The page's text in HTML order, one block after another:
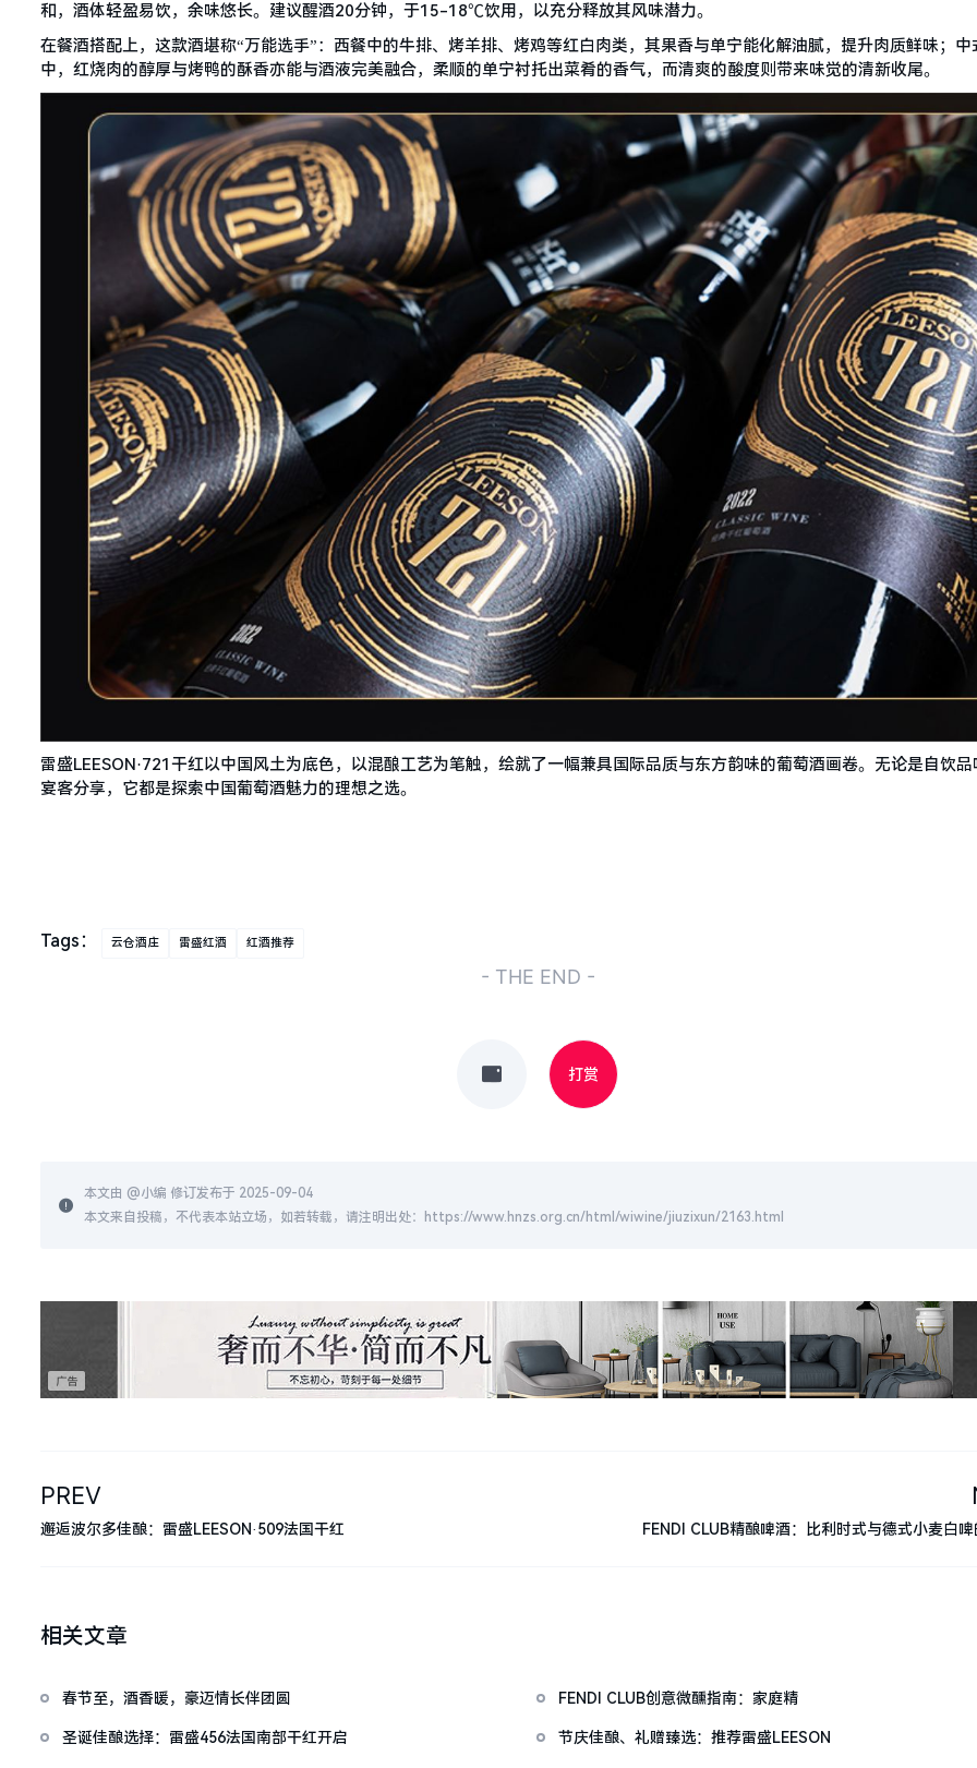
和，酒体轻盈易饮，余味悠长。建议醒酒20分钟，于15-18℃饮用，以充分释放其风味潜力。
在餐酒搭配上，这款酒堪称“万能选手”：西餐中的牛排、烤羊排、烤鸡等红白肉类，其果香与单宁能化解油腻，提升肉质鲜味；中
中，红烧肉的醇厚与烤鸭的酥香亦能与酒液完美融合，柔顺的单宁衬托出菜肴的香气，而清爽的酸度则带来味觉的清新收尾。
雷盛LEESON·721干红以中国风土为底色，以混酿工艺为笔触，绘就了一幅兼具国际品质与东方韵味的葡萄酒画卷。无论是自饮品
宴客分享，它都是探索中国葡萄酒魅力的理想之选。
Tags： 云仓酒庄 雷盛红酒 红酒推荐
- THE END -
打赏
本文由 @小编 修订发布于 2025-09-04
本文来自投稿，不代表本站立场，如若转载，请注明出处：https://www.hnzs.org.cn/html/wiwine/jiuzixun/2163.html
PREV
邂逅波尔多佳酿：雷盛LEESON·509法国干红 FENDI CLUB精酿啤酒：比利时式与德式小麦白
相关文章
春节至，酒香暖，豪迈情长伴团圆 FENDI CLUB创意微醺指南：家庭精
圣诞佳酿选择：雷盛456法国南部干红开启 节庆佳酿、礼赠臻选：推荐雷盛LEESON